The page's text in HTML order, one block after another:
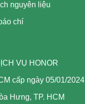
nguyên liệu
chí
VỤ HONOR
cấp ngày 05/01/2024
Hưng, TP. HCM